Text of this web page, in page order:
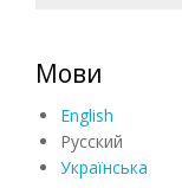
Мови
English
Русский
Українська